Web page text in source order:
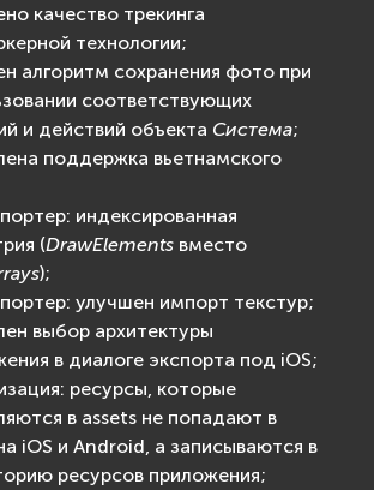
качество трекинга
технологии;
алгоритм сохранения фото при
соответствующих
и действий объекта Система;
поддержка вьетнамского
индексированная
(DrawElements вместо
);
улучшен импорт текстур;
выбор архитектуры
в диалоге экспорта под iOS;
ресурсы, которые
в assets не попадают в
iOS и Android, а записываются в
ресурсов приложения;